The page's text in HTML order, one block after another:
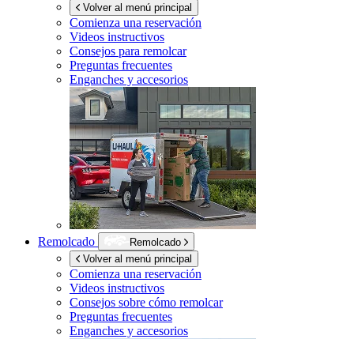
Volver al menú principal
Comienza una reservación
Videos instructivos
Consejos para remolcar
Preguntas frecuentes
Enganches y accesorios
Remolcado
Remolcado
Volver al menú principal
Comienza una reservación
Videos instructivos
Consejos sobre cómo remolcar
Preguntas frecuentes
Enganches y accesorios